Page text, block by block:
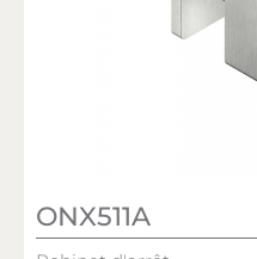
ONX511A